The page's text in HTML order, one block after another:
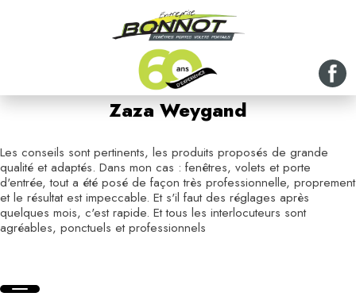
Zaza Weygand
Les conseils sont pertinents, les produits proposés de grande
qualité et adaptés. Dans mon cas : fenêtres, volets et porte
d'entrée, tout a été posé de façon très professionnelle, proprement
et le résultat est impeccable. Et s'il faut des réglages après
quelques mois, c'est rapide. Et tous les interlocuteurs sont
agréables, ponctuels et professionnels